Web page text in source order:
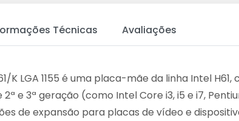
Técnicas Avaliações
K LGA 1155 é uma placa-mãe da linha Intel
e 3ª geração (como Intel Core i3, i5 e i7,
de expansão para placas de vídeo e